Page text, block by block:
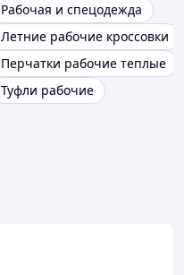
Рабочая и спецодежда
Летние рабочие кроссовки
Перчатки рабочие теплые
Туфли рабочие